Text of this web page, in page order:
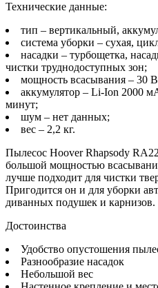
Технические данные:
тип – вертикальный,
система уборки – сухая,
насадки – турбощетка,
чистки труднодоступных зон;
мощность всасывания – 30
аккумулятор – Li-Ion 2000
минут;
шум – нет данных;
вес – 2,2 кг.
Пылесос Hoover Rhapsody
большой мощностью
лучше подходит для чистки
Пригодится он и для уборки
диванных подушек и карнизов.
Достоинства
Удобство опустошения
Разнообразие насадок
Небольшой вес